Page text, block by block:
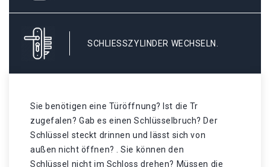
SCHLIESSZYLINDER WECHSELN.
Sie benötigen eine Türöffnung? Ist die Tr
zugefalen? Gab es einen Schlüsselbruch? Der
Schlüssel steckt drinnen und lässt sich von
außen nicht öffnen? . Sie können den
Schlüssel nicht im Schloss drehen? Müssen die